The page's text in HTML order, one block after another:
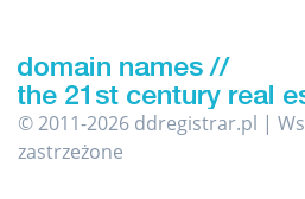
© 2011-2026 ddregistrar.pl |
zastrzeżone